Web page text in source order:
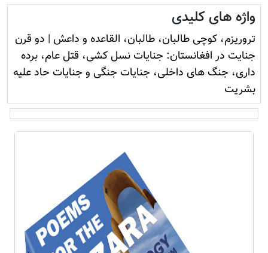
واژه های کلیدی
تروريزم، کوچی طالبان، طالبان، القاعده و داعش| دو قرن
جنایت در افغانستان: جنایات نسل کشی، قتل عام، برده
داری، جنگ های داخلی، جنایات جنگی و جنایات حاد علیه
بشریت